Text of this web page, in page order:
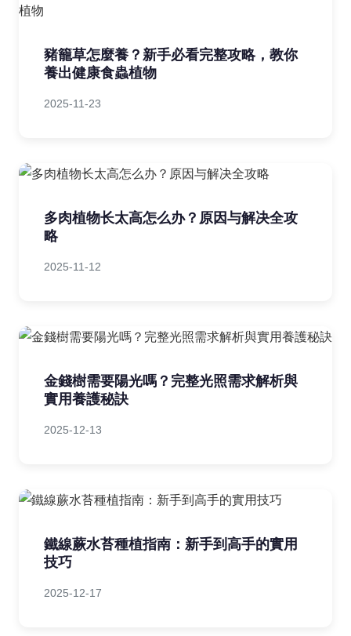
豬籠草怎麼養？新手必看完整攻略，教你
養出健康食蟲植物
2025-11-23
多肉植物长太高怎么办？原因与解决全攻
略
2025-11-12
金錢樹需要陽光嗎？完整光照需求解析與
實用養護秘訣
2025-12-13
鐵線蕨水苔種植指南：新手到高手的實用
技巧
2025-12-17